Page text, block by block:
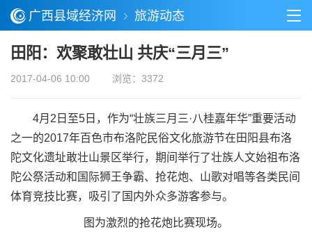
广西县域经济网 旅游动态
田阳：欢聚敢壮山 共庆“三月三”
2017-04-06 10:00 浏览：3372
4月2日至5日，作为“壮族三月三·八桂嘉年华”重要活动
之一的2017年百色市布洛陀民俗文化旅游节在田阳县布洛
陀文化遗址敢壮山景区举行，期间举行了壮族人文始祖布洛
陀公祭活动和国际狮王争霸、抢花炮、山歌对唱等各类民间
体育竞技比赛，吸引了国内外众多游客参与。
图为激烈的抢花炮比赛现场。